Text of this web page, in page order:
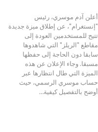
أعلن آدم موسري، رئيس
"إنستغرام"، عن إطلاق ميزة جديدة
تتيح للمستخدمين العودة إلى
مقاطع "الريلز" التي شاهدوها
سابقا دون الحاجة إلى حفظها
مسبقا. وجاء الإعلان عن هذه
الميزة التي طال انتظارها عبر
حساب موسري الرسمي، حيث
أوضح بالتفصيل كيفية…